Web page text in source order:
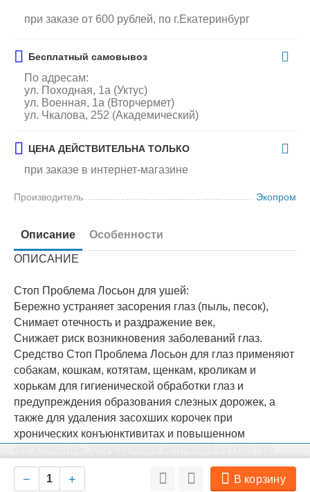
+
− В корзину
при заказе от 600 рублей, по г.Екатеринбург
Бесплатный самовывоз
По адресам:
ул. Походная, 1а (Уктус)
ул. Военная, 1а (Вторчермет)
ул. Чкалова, 252 (Академический)
ЦЕНА ДЕЙСТВИТЕЛЬНА ТОЛЬКО
при заказе в интернет-магазине
Производитель Экопром
Описание Особенности
ОПИСАНИЕ
Стоп Проблема Лосьон для ушей:
Бережно устраняет засорения глаз (пыль, песок),
Снимает отечность и раздражение век,
Снижает риск возникновения заболеваний глаз.
Средство Стоп Проблема Лосьон для глаз применяют
собакам, кошкам, котятам, щенкам, кроликам и
хорькам для гигиенической обработки глаз и
предупреждения образования слезных дорожек, а
также для удаления засохших корочек при
хронических конъюнктивитах и повышенном
бактериальных и вирусных инфекциях, при
повреждениях конъюнктивы, а также для снятия
технического характера. Совершая любые действия на сайте, вы
соглашаетесь с политикой обработки персональных данных
Ок